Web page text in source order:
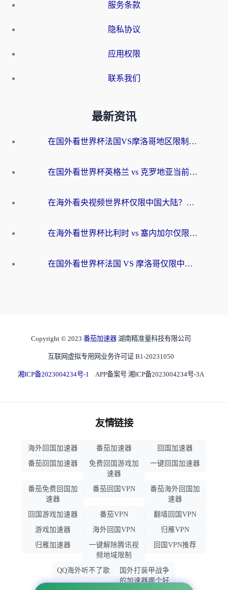
服务条款
隐私协议
应用权限
联系我们
最新资讯
在国外看世界杯法国VS摩洛哥地区限制？这篇指南让你流畅看中文解说无压力
在国外看世界杯英格兰 vs 克罗地亚当前地区不可播放？这篇指南帮你搞定所有海外观赛难题
在海外看央视频世界杯仅限中国大陆？这篇指南帮你解锁中文解说+无卡顿直播
在海外看世界杯比利时 vs 塞内加尔仅限中国大陆？我找到了最流畅的中文解说之路
在国外看世界杯法国 VS 摩洛哥仅限中国大陆？海外党这样看中文解说赛事不卡顿
Copyright © 2023 番茄加速器 湖南精准量科技有限公司
互联网虚拟专用网业务许可证 B1-20231050
湘ICP备2023004234号-1 APP备案号 湘ICP备2023004234号-3A
友情链接
海外回国加速器 番茄加速器
回国加速器
番茄回国加速器
免费回国游戏加
速器
一键回国加速器
番茄免费回国加
速器
番茄回国VPN
番茄海外回国加
速器
回国游戏加速器
番茄VPN
翻墙回国VPN
游戏加速器
海外回国VPN
归雁VPN
归雁加速器
一键解除腾讯视
频地域限制
回国VPN推荐
QQ海外听不了歌
国外打装甲战争
的加速器哪个好